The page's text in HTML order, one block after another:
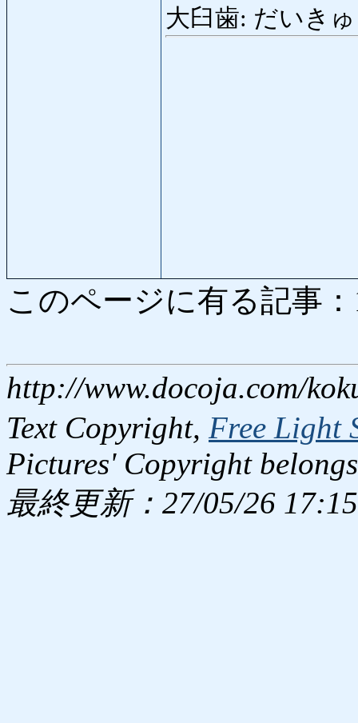
大臼歯: だいき
このページに有る記事
http://www.docoja.com/
Text Copyright, Free Light
Pictures' Copyright
最終更新：27/05/26 17:15